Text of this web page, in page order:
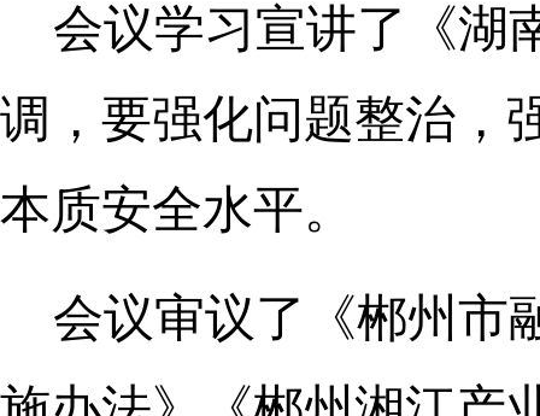
会议学习宣讲了《湖
调，要强化问题整治，
本质安全水平。
会议审议了《郴州市